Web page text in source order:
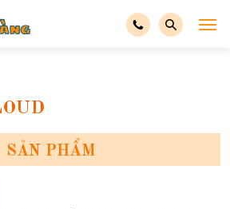
SẢN PHẨM